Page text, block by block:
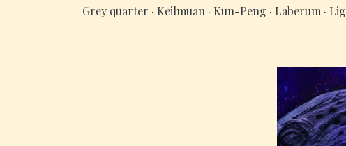
Grey quarter · Keilmuan · Kun-Peng · Laberum ·